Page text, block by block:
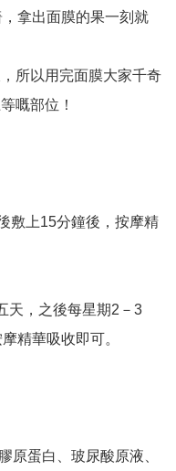
拿出面膜的果一刻就
所以用完面膜大家千奇
嘅部位！
敷上15分鐘後，按摩精
天，之後每星期2－3
精華吸收即可。
原蛋白、玻尿酸原液、